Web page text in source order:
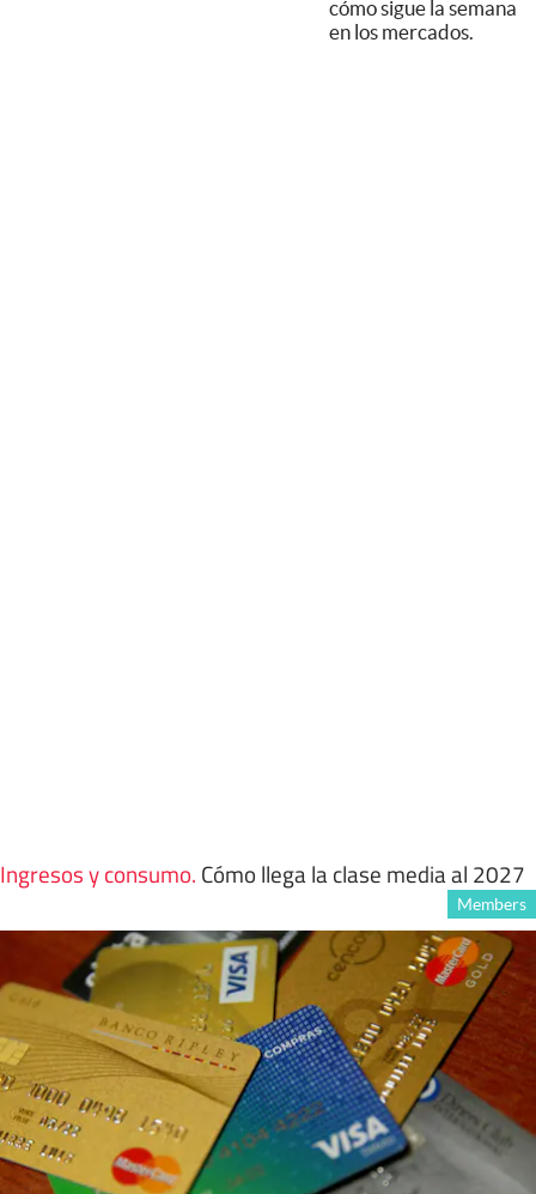
cómo sigue la semana
en los mercados.
Ingresos y consumo. Cómo llega la clase media al 2027
Members